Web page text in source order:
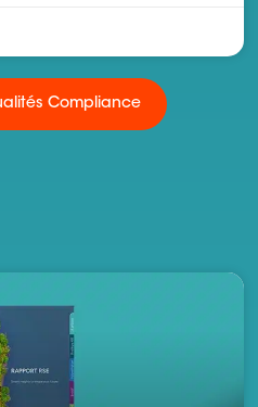
Compliance